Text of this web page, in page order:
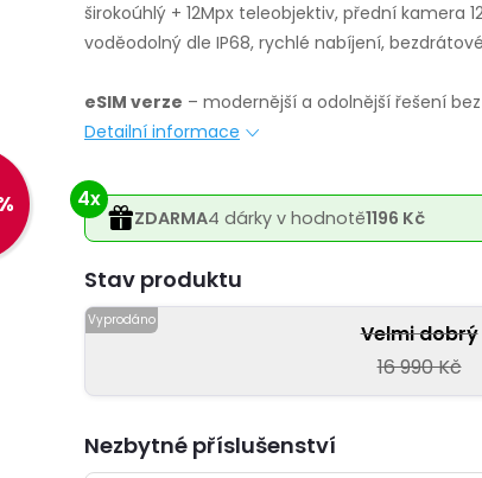
širokoúhlý + 12Mpx teleobjektiv, přední kamera
voděodolný dle IP68, rychlé nabíjení,
eSIM verze – modernější a odolnější řešení
Detailní informace
4x
ZDARMA4 dárky v hodnotě1196 Kč
Velmi dobrý
16 990 Kč
Nezbytné příslušenství